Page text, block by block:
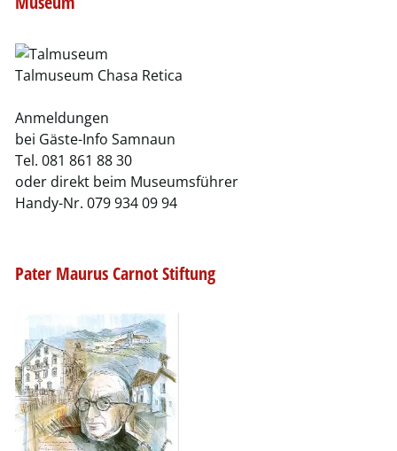
Talmuseum Chasa Retica
Anmeldungen
bei Gäste-Info Samnaun
Tel. 081 861 88 30
oder direkt beim Museumsführer
Handy-Nr. 079 934 09 94
Pater Maurus Carnot Stiftung